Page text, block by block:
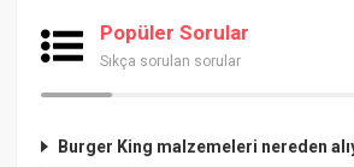
Popüler Sorular
Sıkça sorulan sorular
Burger King malzemeleri nereden